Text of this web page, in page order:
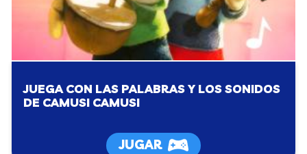
JUEGA CON LAS PALABRAS Y LOS SONIDOS
DE CAMUSI CAMUSI
JUGAR